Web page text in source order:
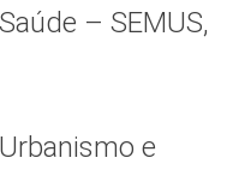
– SEMUS,
e